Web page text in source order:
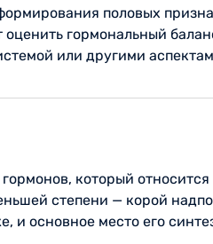
половых
гормональный
или другими
который
степени — корой
и основное место его